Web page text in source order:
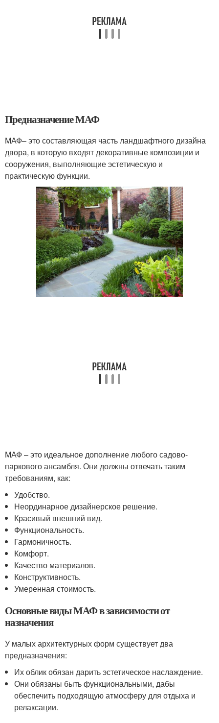
Предназначение МАФ
МАФ– это составляющая часть ландшафтного дизайна
двора, в которую входят декоративные композиции и
сооружения, выполняющие эстетическую и
практическую функции.
МАФ – это идеальное дополнение любого садово-
паркового ансамбля. Они должны отвечать таким
требованиям, как:
Удобство.
Неординарное дизайнерское решение.
Красивый внешний вид.
Функциональность.
Гармоничность.
Комфорт.
Качество материалов.
Конструктивность.
Умеренная стоимость.
Основные виды МАФ в зависимости от
назначения
У малых архитектурных форм существует два
предназначения:
Их облик обязан дарить эстетическое наслаждение.
Они обязаны быть функциональными, дабы
обеспечить подходящую атмосферу для отдыха и
релаксации.